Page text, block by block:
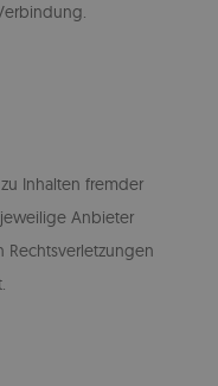
Inhalten fremder
Anbieter